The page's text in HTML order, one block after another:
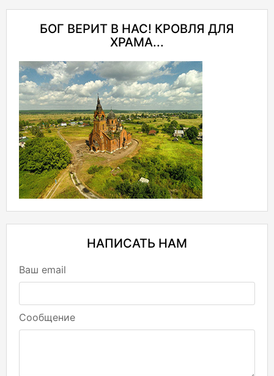
БОГ ВЕРИТ В НАС! КРОВЛЯ ДЛЯ
ХРАМА...
НАПИСАТЬ НАМ
Ваш email
Сообщение